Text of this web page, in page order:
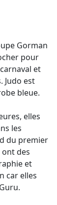
Gorman
pour
et
Judo est
bleue.
elles
les
du premier
ont des
et
car elles